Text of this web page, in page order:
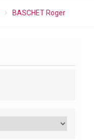
BASCHET Roger